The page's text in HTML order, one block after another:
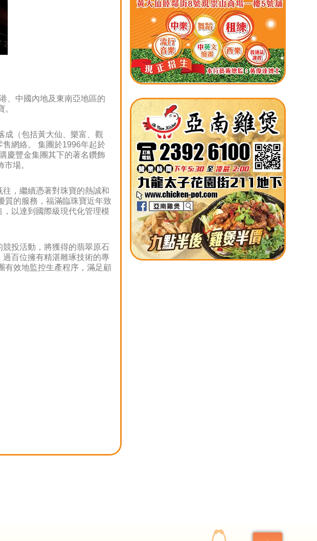
、中國內地及東南亞地區的
成（包括黃大仙、樂富、觀
網絡。 集團於1996年起於
慶豐金集團其下的著名鑽飾
場。
，繼續憑著對珠寶的熱誠和
質的服務，福滿臨珠寶近年致
以達到國際級現代化管理模
投活動，將獲得的翡翠原石
百位擁有精湛雕琢技術的專
有效地監控生產程序，滿足顧